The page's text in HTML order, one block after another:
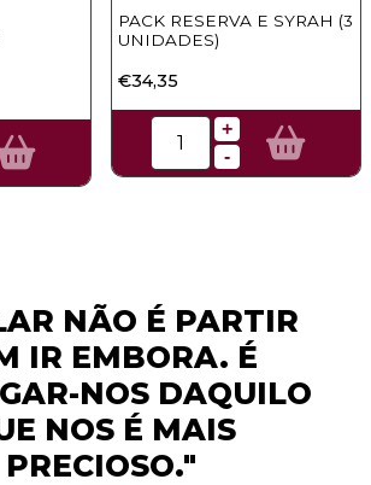
PACK RESERVA E SYRAH (3
UNIDADES)
€34,35
+
-
NÃO É PARTIR
IR EMBORA. É
NOS DAQUILO
NOS É MAIS
PRECIOSO."